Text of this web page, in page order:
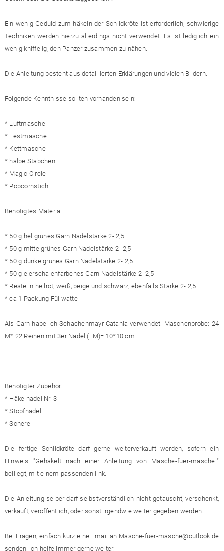
Ein wenig Geduld zum häkeln der Schildkröte ist erforderlich, schwierige
Techniken werden hierzu allerdings nicht verwendet. Es ist lediglich ein
wenig kniffelig, den Panzer zusammen zu nähen.
Die Anleitung besteht aus detaillierten Erklärungen und vielen Bildern.
Folgende Kenntnisse sollten vorhanden sein:
* Luftmasche
* Festmasche
* Kettmasche
* halbe Stäbchen
* Magic Circle
* Popcornstich
Benötigtes Material:
* 50 g hellgrünes Garn Nadelstärke 2- 2,5
* 50 g mittelgrünes Garn Nadelstärke 2- 2,5
* 50 g dunkelgrünes Garn Nadelstärke 2- 2,5
* 50 g eierschalenfarbenes Garn Nadelstärke 2- 2,5
* Reste in hellrot, weiß, beige und schwarz, ebenfalls Stärke 2- 2,5
* ca 1 Packung Füllwatte
Als Garn habe ich Schachenmayr Catania verwendet. Maschenprobe: 24
M* 22 Reihen mit 3er Nadel (FM)= 10*10 cm
Benötigter Zubehör:
* Häkelnadel Nr. 3
* Stopfnadel
* Schere
Die fertige Schildkröte darf gerne weiterverkauft werden, sofern ein
Hinweis "Gehäkelt nach einer Anleitung von Masche-fuer-masche!"
beiliegt, mit einem passenden link.
Die Anleitung selber darf selbstverständlich nicht getauscht, verschenkt,
verkauft, veröffentlich, oder sonst irgendwie weiter gegeben werden.
Bei Fragen, einfach kurz eine Email an Masche-fuer-masche@outlook.de
senden, ich helfe immer gerne weiter.